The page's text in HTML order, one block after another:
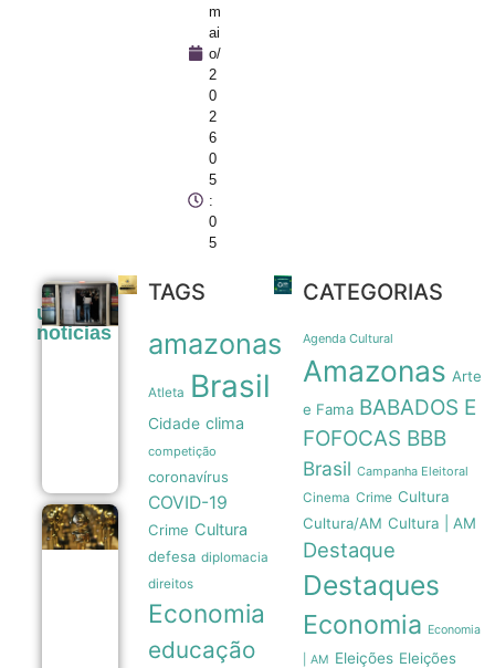
m
ai
o/
2
0
2
6
0
5
:
0
5
últimas
noticias
Greve da
altera
rotina de
passageiros
e causa
trânsito de
São Paulo
05/08
Manas
Agente
Secreto
o topo
Grande
TAGS
amazonas
Atleta Brasil
Cidade clima
competição
coronavírus
COVID-19
Crime Cultura
defesa diplomacia
direitos
Economia
educação
CATEGORIAS
Agenda Cultural
Amazonas Arte
e Fama BABADOS E
FOFOCAS BBB
Brasil Campanha Eleitoral
Cinema Crime Cultura
Cultura/AM Cultura | AM
Destaque
Destaques
Economia Economia
| AM Eleições Eleições